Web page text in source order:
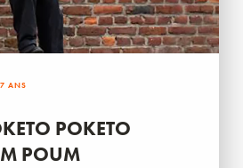
ANS
POKETO
POUM